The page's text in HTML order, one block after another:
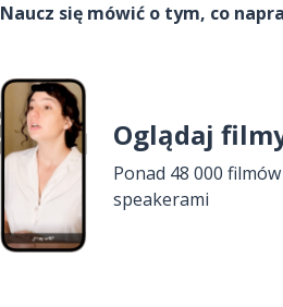
Naucz się mówić o tym, co
Oglądaj
Ponad 48 000
speakerami